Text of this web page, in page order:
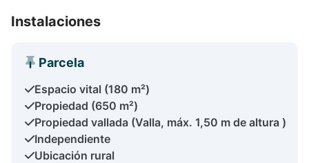
Instalaciones
Parcela
Espacio vital (180 m²)
Propiedad (650 m²)
Propiedad vallada (Valla, máx. 1,50 m de altura )
Independiente
Ubicación rural